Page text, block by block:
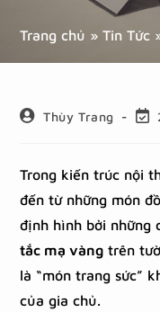
Trang chủ »Tin Tức
Thùy Trang
Trong kiến trúc nội
đến từ những món
định hình bởi những
tắc mạ vàng trên
là “món trang sức”
của gia chủ.